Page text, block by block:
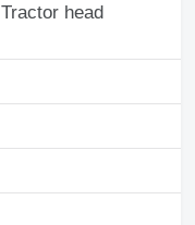
Tractor head